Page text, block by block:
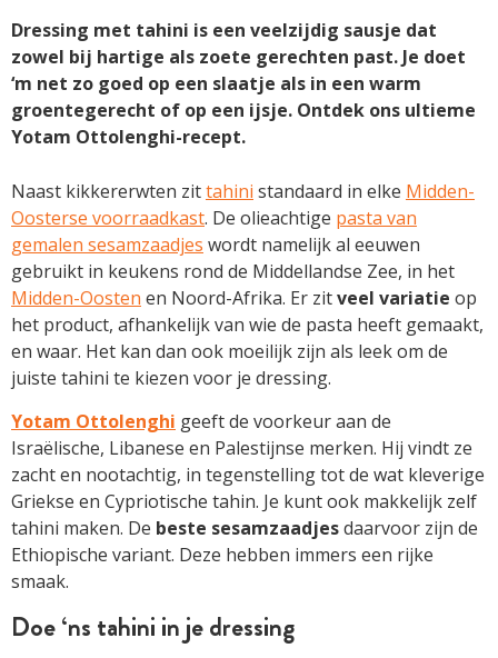
Dressing met tahini is een veelzijdig sausje dat
zowel bij hartige als zoete gerechten past. Je doet
‘m net zo goed op een slaatje als in een warm
groentegerecht of op een ijsje. Ontdek ons ultieme
Yotam Ottolenghi-recept.
Naast kikkererwten zittahini standaard in elke Midden-
Oosterse voorraadkast. De olieachtige pasta van
gemalen sesamzaadjes wordt namelijk al eeuwen
gebruikt in keukens rond de Middellandse Zee, in het
Midden-Oosten en Noord-Afrika. Er zitveel variatie op
het product, afhankelijk van wie de pasta heeft gemaakt,
en waar. Het kan dan ook moeilijk zijn als leek om de
juiste tahini te kiezen voor je dressing.
Yotam Ottolenghi geeft de voorkeur aan de
Israëlische, Libanese en Palestijnse merken. Hij vindt ze
zacht en nootachtig, in tegenstelling tot de wat kleverige
Griekse en Cypriotische tahin. Je kunt ook makkelijk zelf
tahini maken. De beste sesamzaadjesdaarvoor zijn de
Ethiopische variant. Deze hebben immers een rijke
smaak.
Doe ‘ns tahini in je dressing